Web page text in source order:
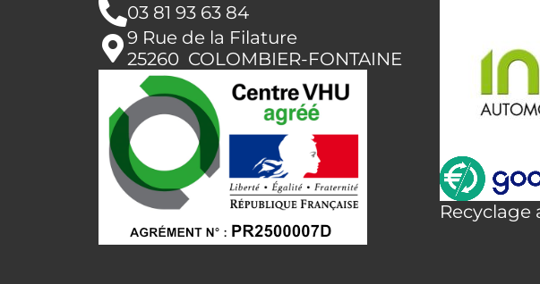
03 81 93 63 84
9 Rue de la Filature
25260 COLOMBIER-FONTAINE